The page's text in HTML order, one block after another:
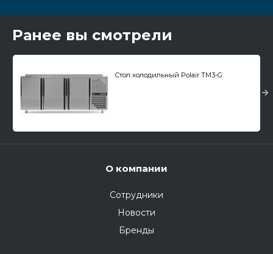
Ранее вы смотрели
Стол холодильный Polair TM3-G
О компании
Сотрудники
Новости
Бренды